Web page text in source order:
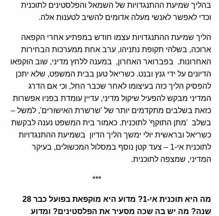
בהליך שמיעת ההתנגדויות של השמאל והפלסטינים לתוכנית
וכדי לאפשר לאנשי מעלה אדומים להשיב לטענות אלה.
הליך שמיעת ההתנגדויות עצמו חודש במפתיע אחרי הקפאה
ארוכה, בשלהי תקופת נתניהו, ערב אחת ממערכות הבחירות
האחרונות. בפברואר האחרון, במענה ללחץ מדיני, שוב הוקפאו
הדיונים על ידי גנץ ובנט. כשריאל טען בבית המשפט, שלא יתכן
להפסיק הליך כזה בעיצומו לאחר שכבר החל, וכי אם הדרג
המדיני מבקש להפעיל שיקול מדיני, עדיין עומדת בפניו אפשרות
כזאת בשלבים מתקדמים יותר של 'שרשרת האישורים', למשל –
בשלב 'מתן התוקף' לתוכנית. כאמור בית המשפט נענה לבקשת
כשריאל ובראשית יולי ימשך הליך הדיון בשמיעת ההתנגדויות
לתוכנית אי-1 – צעד קטן נוסף במסלול המכשולים, בעיקר
המדיני, שמצפה לתוכנית.
***
מה היא תוכנית אי-1? מדוע היא מוקפאת בפועל כבר 28
שנה? מה יש בה שכה מסעיר את הפלסטינים? ומדוע